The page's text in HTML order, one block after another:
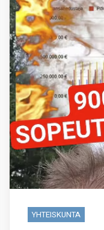
YHTEISKUNTA